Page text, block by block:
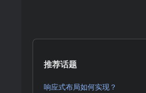
推荐话题
响应式布局如何实现？